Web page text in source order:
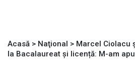
Acasă > Naţional > Marcel Ciolacu
la Bacalaureat și licență: M-am